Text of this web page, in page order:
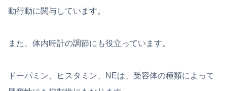
動行動に関与しています。
また、体内時計の調節にも役立っています。
ドーパミン、ヒスタミン、NEは、受容体の種類によって